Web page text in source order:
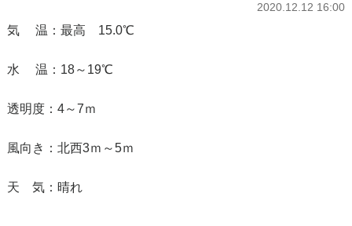
2020.12.12 16:00
気 温：最高 15.0℃
水 温：18～19℃
透明度：4～7ｍ
風向き：北西3ｍ～5ｍ
天 気：晴れ